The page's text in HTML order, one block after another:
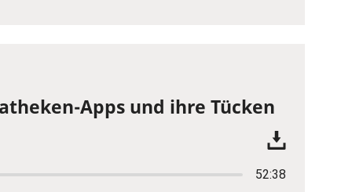
Apps und ihre Tücken
52:38